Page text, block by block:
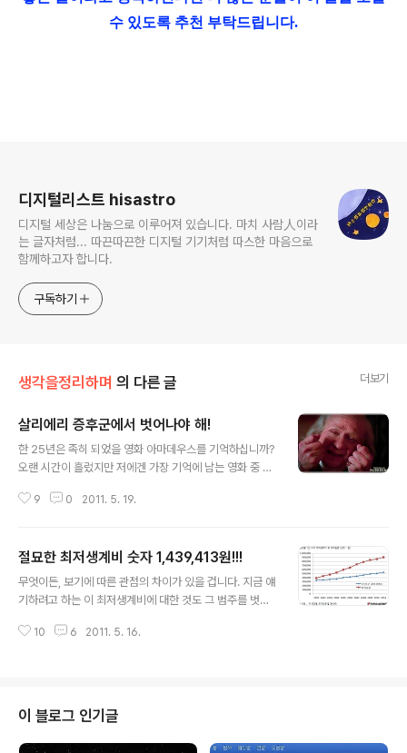
수 있도록 추천 부탁드립니다.
디지털리스트 hisastro
디지털 세상은 나눔으로 이루어져 있습니다. 마치 사람人이라
는 글자처럼... 따끈따끈한 디지털 기기처럼 따스한 마음으로
함께하고자 합니다.
구독하기
생각을정리하며 의 다른 글 더보기
살리에리 증후군에서 벗어나야 해!
한 25년은 족히 되었을 영화 아마데우스를 기억하십니까?
오랜 시간이 흘렀지만 저에겐 가장 기억에 남는 영화 중 하
영화가 진한 느낌으로 기억에 남게 된 이유는 다른 무엇 보
마데우스는 모짜르트를 중심으로 이야기 되지만 영화에서
말하고자 했던 건 모짜르트의 이야기만이 아니었다는 점도
이 영화를 기억 하게 한 중요한 요소입니다. 천재 모짜르트
되었다는 것. 특히 영화가 시작되는 첫 장면은 지금도 뚜렷
9 0 2011. 5. 19.
절묘한 최저생계비 숫자 1,439,413원!!!
무엇이든, 보기에 따른 관점의 차이가 있을 겁니다. 지금 얘
기하려고 하는 이 최저생계비에 대한 것도 그 범주를 벗어
되신다면 좋겠습니다. 최저생계비... 결국 있고 없고 또는
했습니다. -그 4인 가족이라는 것도 결국은 제가 4인 가족
의 가장이기에...- 4인 가족 기준 최저생계비 143만9413
원(일백사십삼만구천사백십삼 원) 우선 2011년도 최저생
10 6 2011. 5. 16.
이 블로그 인기글